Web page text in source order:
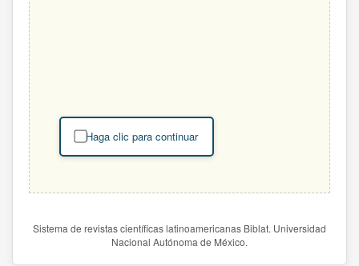
Haga clic para continuar
Sistema de revistas científicas latinoamericanas Biblat. Universidad
Nacional Autónoma de México.